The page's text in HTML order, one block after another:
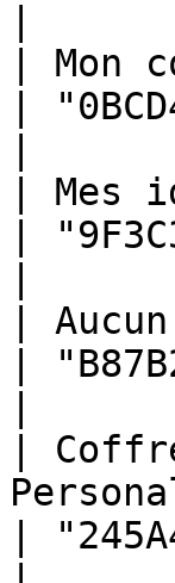
| Mon
|
| Mes
|
| Aucun
|
|
|